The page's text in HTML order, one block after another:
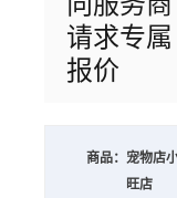
请求专属
报价
商品： 宠物店
旺店